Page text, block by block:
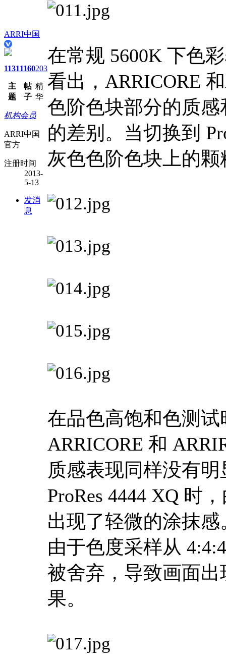
ARRI中国
1131
主
题
1160
帖
子
203
精
华
机构会员
ARRI中国
官方
注册时间
2013-
5-13
发消
息
在常规 5600K 下色
看出，ARRICORE
色阶色块部分的质
的差别。当切换到
灰色色阶色块上的
在品色高饱和色测试
ARRICORE 和
质感表现同样没有
ProRes 4444 XQ 时
出现了轻微的涂抹感
由于色度采样从
被舍弃，导致画面
果。